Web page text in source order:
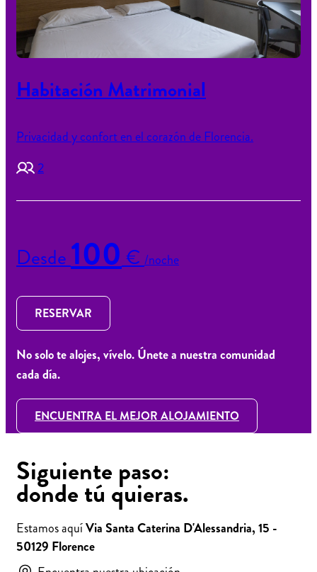
Habitación Matrimonial
Privacidad y confort en el corazón de Florencia.
2
Desde100€/noche
RESERVAR
No solo te alojes, vívelo. Únete a nuestra comunidad
cada día.
ENCUENTRA EL MEJOR ALOJAMIENTO
Siguiente paso:
donde tú quieras.
Estamos aquíVia Santa Caterina D'Alessandria, 15 -
50129 Florence